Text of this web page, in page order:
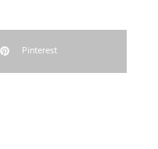
Pinterest